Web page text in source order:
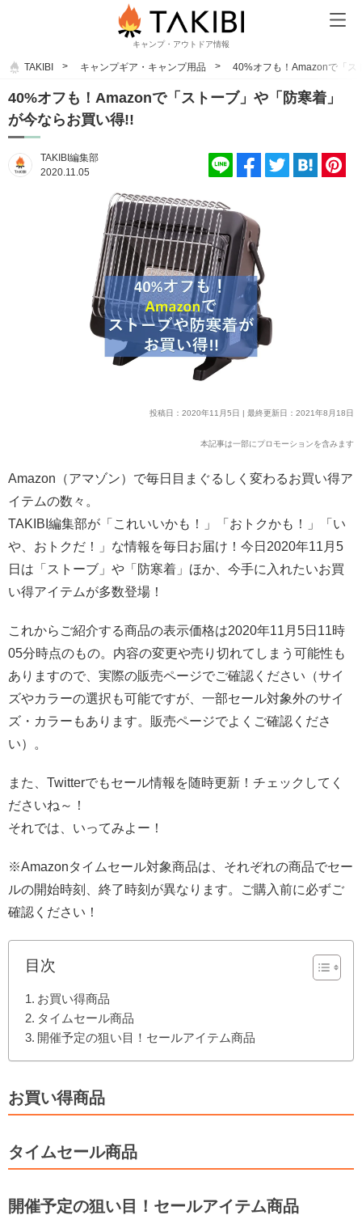
キャンプ・アウトドア情報
TAKIBI キャンプギア・キャンプ用品 40%オフも！Amazonで「ス
40%オフも！Amazonで「ストーブ」や「防寒着」
が今ならお買い得!!
TAKIBI編集部
2020.11.05
投稿日：2020年11月5日 | 最終更新日：2021年8月18日
本記事は一部にプロモーションを含みます
Amazon（アマゾン）で毎日目まぐるしく変わるお買い得ア
イテムの数々。
TAKIBI編集部が「これいいかも！」「おトクかも！」「い
や、おトクだ！」な情報を毎日お届け！今日2020年11月5
日は「ストーブ」や「防寒着」ほか、今手に入れたいお買
い得アイテムが多数登場！
これからご紹介する商品の表示価格は2020年11月5日11時
05分時点のもの。内容の変更や売り切れてしまう可能性も
ありますので、実際の販売ページでご確認ください（サイ
ズやカラーの選択も可能ですが、一部セール対象外のサイ
ズ・カラーもあります。販売ページでよくご確認くださ
い）。
また、Twitterでもセール情報を随時更新！チェックしてく
ださいね～！
それでは、いってみよー！
※Amazonタイムセール対象商品は、それぞれの商品でセー
ルの開始時刻、終了時刻が異なります。ご購入前に必ずご
確認ください！
目次
お買い得商品
タイムセール商品
開催予定の狙い目！セールアイテム商品
お買い得商品
タイムセール商品
開催予定の狙い目！セールアイテム商品